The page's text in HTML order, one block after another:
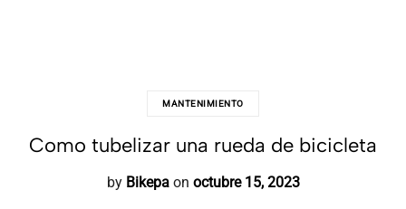
MANTENIMIENTO
Como tubelizar una rueda de bicicleta
by Bikepa on octubre 15, 2023